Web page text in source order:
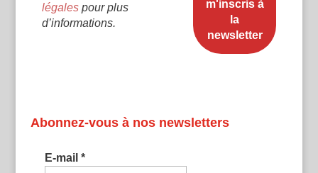
légalespour plus
d’informations.
Abonnez-vous à nos newsletters
E-mail *